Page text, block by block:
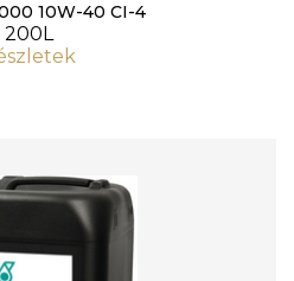
10W-40 CI-4
200L